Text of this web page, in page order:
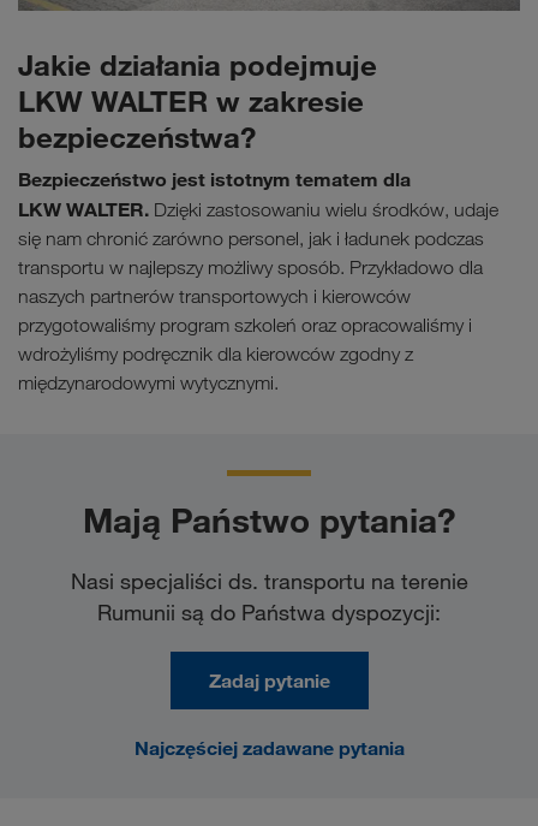
Jakie działania podejmuje
LKW WALTER w zakresie
bezpieczeństwa?
Bezpieczeństwo jest istotnym tematem dla
LKW WALTER. Dzięki zastosowaniu wielu środków, udaje
się nam chronić zarówno personel, jak i ładunek podczas
transportu w najlepszy możliwy sposób. Przykładowo dla
naszych partnerów transportowych i kierowców
przygotowaliśmy program szkoleń oraz opracowaliśmy i
wdrożyliśmy podręcznik dla kierowców zgodny z
międzynarodowymi wytycznymi.
Mają Państwo pytania?
Nasi specjaliści ds. transportu na terenie
Rumunii są do Państwa dyspozycji:
Zadaj pytanie
Najczęściej zadawane pytania